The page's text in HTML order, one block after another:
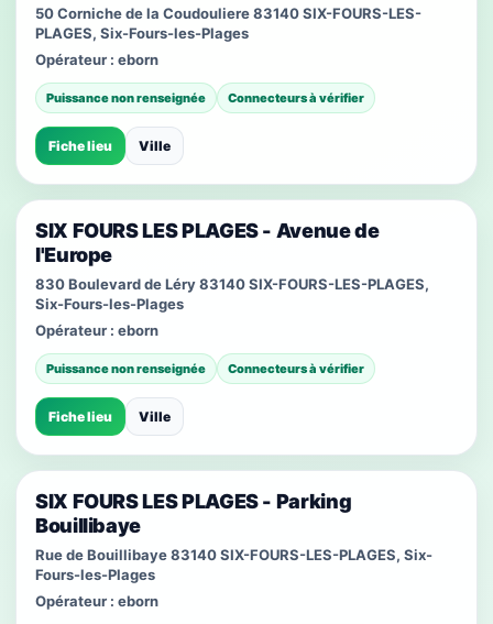
50 Corniche de la Coudouliere 83140 SIX-FOURS-LES-
PLAGES, Six-Fours-les-Plages
Opérateur : eborn
Puissance non renseignée Connecteurs à vérifier
Fiche lieu Ville
SIX FOURS LES PLAGES - Avenue de
l'Europe
830 Boulevard de Léry 83140 SIX-FOURS-LES-PLAGES,
Six-Fours-les-Plages
Opérateur : eborn
Puissance non renseignée Connecteurs à vérifier
Fiche lieu Ville
SIX FOURS LES PLAGES - Parking
Bouillibaye
Rue de Bouillibaye 83140 SIX-FOURS-LES-PLAGES, Six-
Fours-les-Plages
Opérateur : eborn